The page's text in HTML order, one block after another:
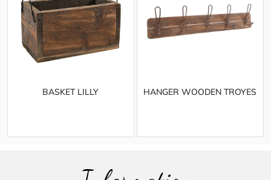
BASKET LILLY HANGER WOODEN TROYES